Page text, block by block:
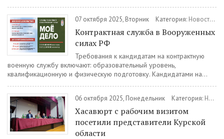
07 октября 2025, Вторник Категория: Новости /
Контрактная служба в Вооруженных
силах РФ
Требования к кандидатам на контрактную
военную службу включают: образовательный уровень,
квалификационную и физическую подготовку. Кандидатами на...
06 октября 2025, Понедельник Категория: Новости
Хасавюрт с рабочим визитом
посетили представители Курской
области